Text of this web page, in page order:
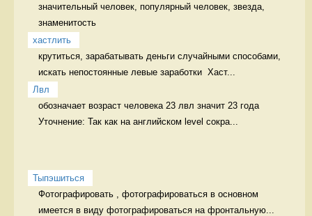
значительный человек, популярный человек, звезда,
знаменитость
хастлить
крутиться, зарабатывать деньги случайными способами,
искать непостоянные левые заработки  Хаст...
Лвл
обозначает возраст человека 23 лвл значит 23 года
Уточнение: Так как на английском level сокра...
Тыпэшиться
Фотографировать , фотографироваться в основном
имеется в виду фотографироваться на фронтальную...